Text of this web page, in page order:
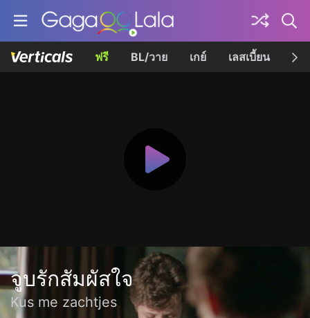
ฟรี BL/วาย เกย์ เลสเบี้ยน เค
จูบรักสัมผัสใจ
Kus me zachtjes